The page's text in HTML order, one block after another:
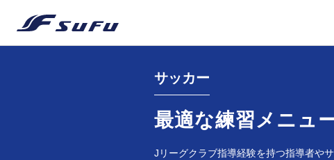
サッカー
最適な練習メニュ
Jリーグクラブ指導経験を持つ指導者や